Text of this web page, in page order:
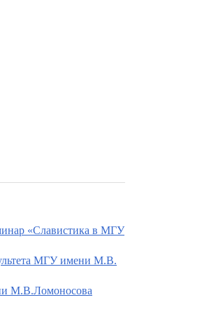
«Славистика в МГУ
МГУ имени М.В.
М.В.Ломоносова